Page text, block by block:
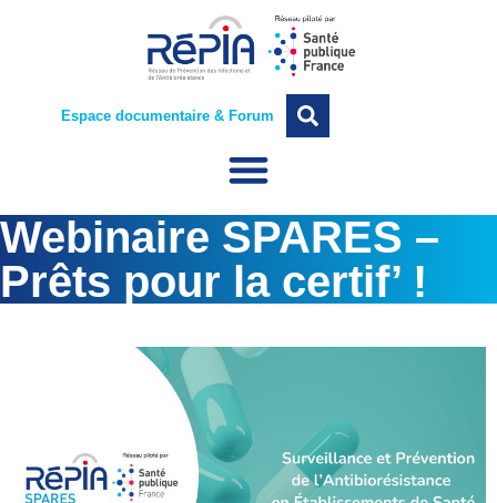
Espace documentaire & Forum
Webinaire SPARES –
Prêts pour la certif’ !